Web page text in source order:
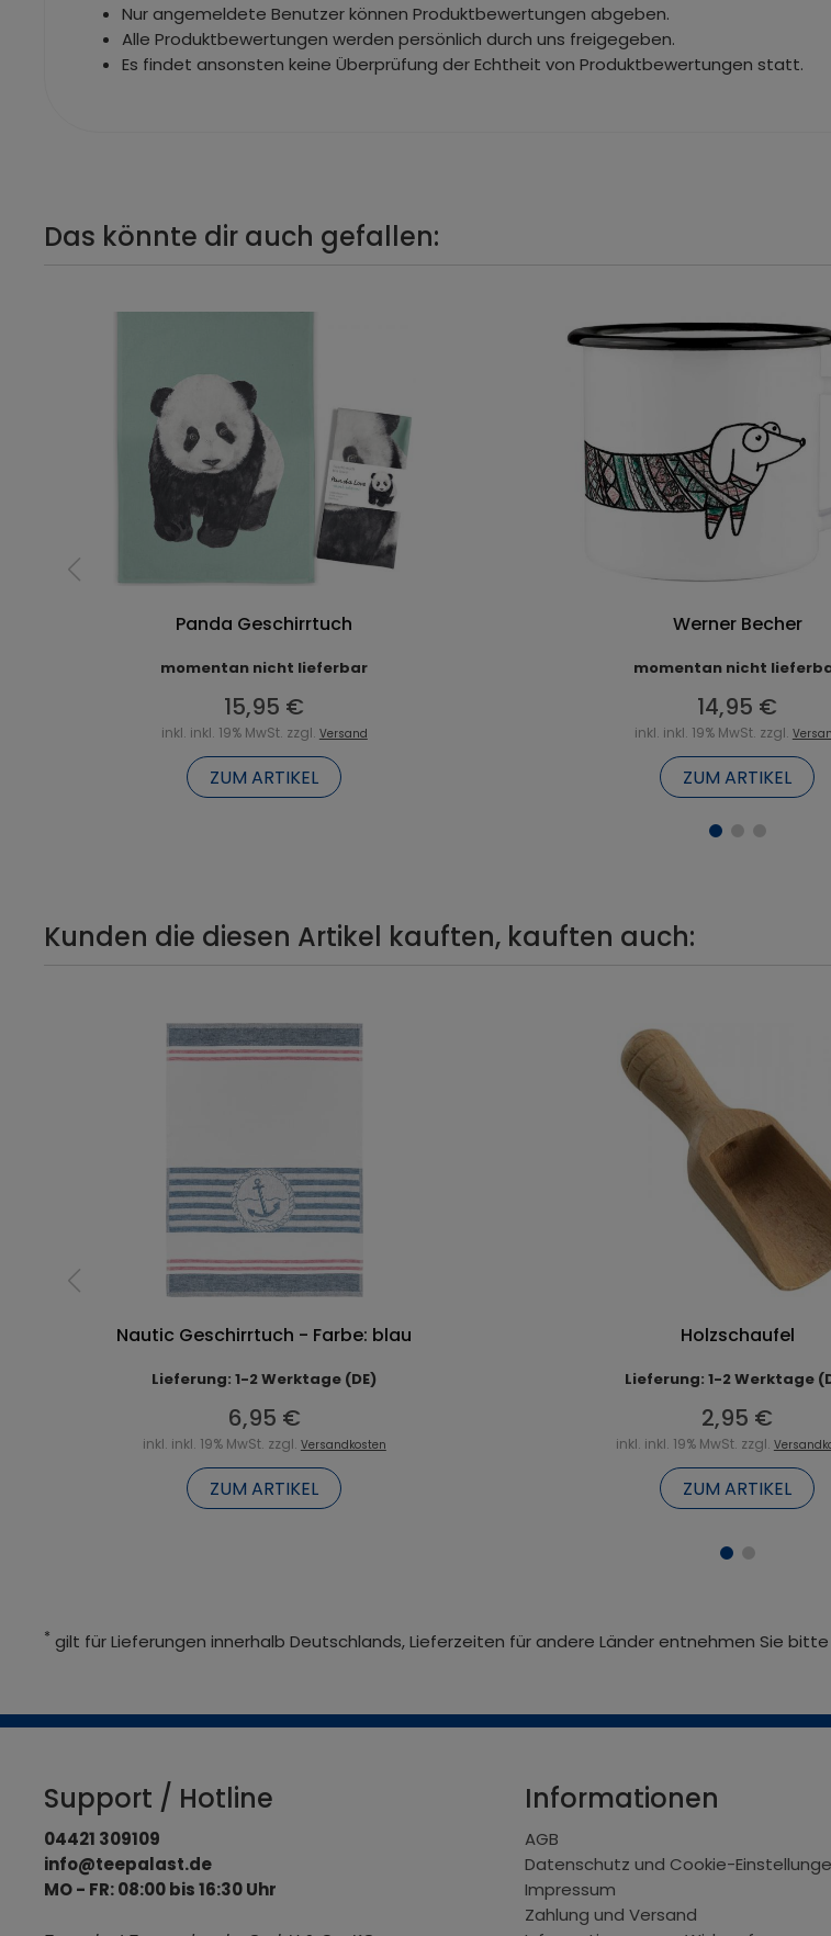
Nur angemeldete Benutzer können Produktbewertungen abgeben.
Alle Produktbewertungen werden persönlich durch uns freigegeben.
Es findet ansonsten keine Überprüfung der Echtheit von Produktbewertungen statt.
Das könnte dir auch gefallen:
Panda Geschirrtuch
momentan nicht lieferbar
15,95 €
inkl. inkl. 19% MwSt. zzgl. Versand
ZUM ARTIKEL
Werner Becher
momentan nicht
14,95 €
inkl. inkl. 19% MwSt. zzgl.
ZUM ARTIKEL
Kunden die diesen Artikel kauften, kauften auch:
Nautic Geschirrtuch - Farbe: blau
Lieferung: 1-2 Werktage (DE)
6,95 €
inkl. inkl. 19% MwSt. zzgl. Versandkosten
ZUM ARTIKEL
Holzschaufel
Lieferung: 1-2 Werktage
2,95 €
inkl. inkl. 19% MwSt. zzgl.
ZUM ARTIKEL
* gilt für Lieferungen innerhalb Deutschlands, Lieferzeiten für andere Länder entnehmen Sie
Support / Hotline
04421 309109
info@teepalast.de
MO - FR: 08:00 bis 16:30 Uhr
Informationen
AGB
Datenschutz und Cookie-
Impressum
Zahlung und Versand